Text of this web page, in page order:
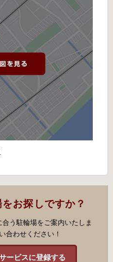
お探しですか？
う駐輪場をご案内いたしま
合わせください！
ービスに登録する